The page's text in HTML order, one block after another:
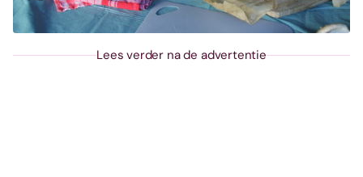
Lees verder na de advertentie